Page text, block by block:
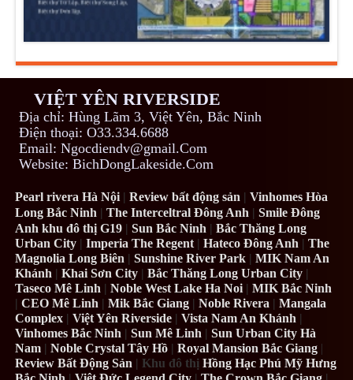
VIỆT YÊN RIVERSIDE
Địa chỉ: Hùng Lãm 3, Việt Yên, Bắc Ninh
Điện thoại: O33.334.6688
Email: Ngocdiendv@gmail.Com
Website: BichDongLakeside.Com
Pearl rivera Hà Nội |Review bất động sản |Vinhomes Hòa
Long Bắc Ninh |The Interceltral Đông Anh |Smile Đông
Anh khu đô thị G19 |Sun Bắc Ninh |Bắc Thăng Long
Urban City |Imperia The Regent |Hateco Đông Anh |The
Magnolia Long Biên |Sunshine River Park |MIK Nam An
Khánh |Khai Sơn City |Bắc Thăng Long Urban City |
Taseco Mê Linh |Noble West Lake Ha Noi | MIK Bắc Ninh
|CEO Mê Linh |Mik Bắc Giang |Noble Rivera |Mangala
Complex |Việt Yên Riverside |Vista Nam An Khánh |
Vinhomes Bắc Ninh |Sun Mê Linh |Sun Urban City Hà
Nam | Noble Crystal Tây Hồ |Royal Mansion Bắc Giang |
Review Bất Động Sản | Khu đô thịHồng Hạc Phú Mỹ Hưng